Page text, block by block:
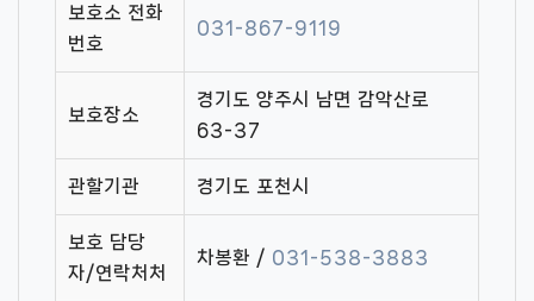
보호소 전화
번호
031-867-9119
보호장소
경기도 양주시 남면 감악산로
63-37
관할기관 경기도 포천시
보호 담당
자/연락처처
차봉환 / 031-538-3883